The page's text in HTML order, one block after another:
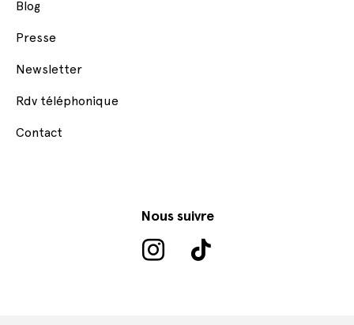
Blog
Presse
Newsletter
Rdv téléphonique
Contact
Nous suivre